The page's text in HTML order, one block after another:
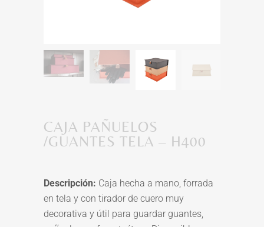
CAJA PAÑUELOS
/GUANTES TELA – H400
Descripción: Caja hecha a mano, forrada
en tela y con tirador de cuero muy
decorativa y útil para guardar guantes,